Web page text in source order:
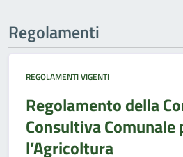
Regolamenti
REGOLAMENTI VIGENTI
Regolamento della
Consultiva Comunale
l’Agricoltura